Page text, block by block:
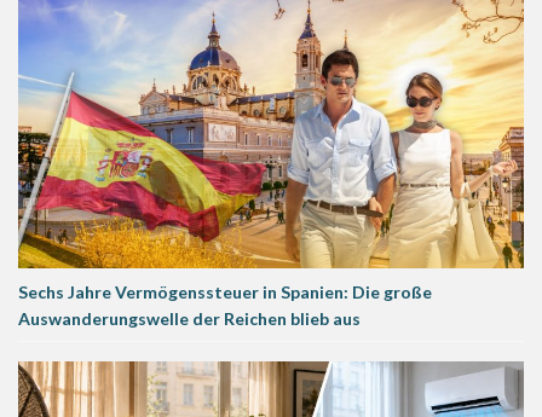
Sechs Jahre Vermögenssteuer in Spanien: Die große
Auswanderungswelle der Reichen blieb aus